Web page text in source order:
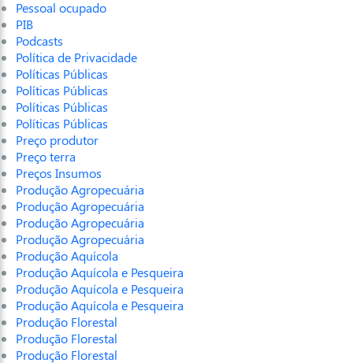
Pessoal ocupado
PIB
Podcasts
Política de Privacidade
Políticas Públicas
Políticas Públicas
Políticas Públicas
Políticas Públicas
Preço produtor
Preço terra
Preços Insumos
Produção Agropecuária
Produção Agropecuária
Produção Agropecuária
Produção Agropecuária
Produção Aquícola
Produção Aquícola e Pesqueira
Produção Aquícola e Pesqueira
Produção Aquícola e Pesqueira
Produção Florestal
Produção Florestal
Produção Florestal